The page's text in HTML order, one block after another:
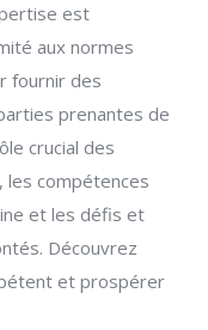
est
aux normes
fournir des
prenantes de
crucial des
les compétences
et les défis et
Découvrez
et prospérer